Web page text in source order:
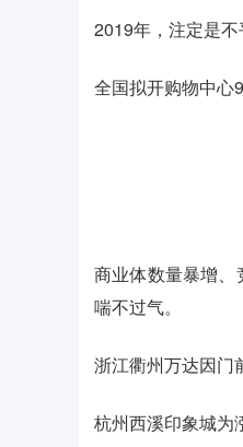
2019年，注定是不
全国拟开购物中心
商业体数量暴增
喘不过气。
浙江衢州万达因门
杭州西溪印象城为